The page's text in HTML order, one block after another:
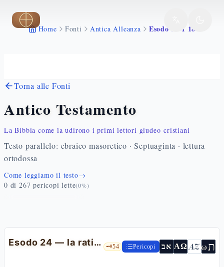
Vai al contenuto principale
Home Fonti Antica Alleanza Esodo 24 1 18
Torna alle Fonti
Antico Testamento
La Bibbia come la udirono i primi lettori giudeo-cristiani
Testo parallelo: ebraico masoretico · Septuaginta · lettura
ortodossa
Come leggiamo il testo→
0 di 267 pericopi lette(0%)
Esodo 24 — la ratifica dell'alleanza e la crux di Es 24,1 🗝️54 Pericopi אב ΑΩ AZωת